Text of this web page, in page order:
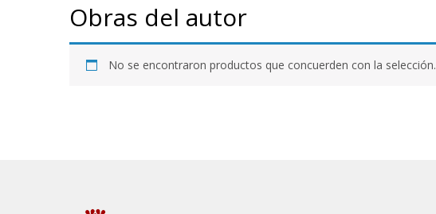
Obras del autor
No se encontraron productos que concuerden con la selección.